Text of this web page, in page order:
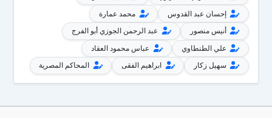
إحسان عبد القدوس
محمد عمارة
أنيس منصور
عبد الرحمن الجوزي أبو الفرج
علي الطنطاوي
عباس محمود العقاد
سهيل زكار
ابراهيم الفقى المحاكم المصرية